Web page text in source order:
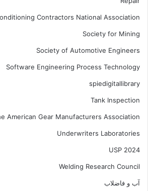
Contractors National Association
Society for Mining
Society of Automotive Engineers
Software Engineering Process Technology
spiedigitallibrary
Tank Inspection
American Gear Manufacturers Association
Underwriters Laboratories
USP 2024
Welding Research Council
آب و فاضلاب